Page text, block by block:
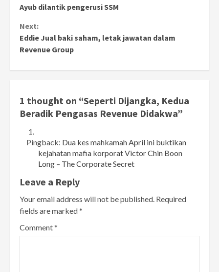
Reading
Ayub dilantik pengerusi SSM
Next:
Eddie Jual baki saham, letak jawatan dalam
Revenue Group
1 thought on “Seperti Dijangka, Kedua
Beradik Pengasas Revenue Didakwa”
Pingback: Dua kes mahkamah April ini buktikan
kejahatan mafia korporat Victor Chin Boon
Long – The Corporate Secret
Leave a Reply
Your email address will not be published. Required
fields are marked*
Comment*